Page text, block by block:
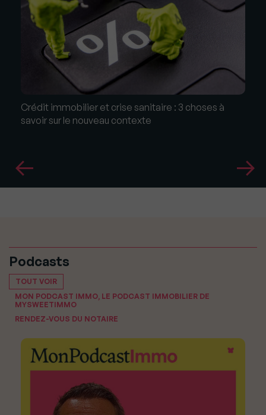
Crédit immobilier et crise sanitaire : 3 choses à
savoir sur le nouveau contexte
Podcasts
TOUT VOIR
MON PODCAST IMMO, LE PODCAST IMMOBILIER DE
MYSWEETIMMO
RENDEZ-VOUS DU NOTAIRE